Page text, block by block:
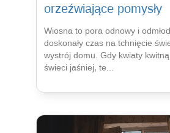
orzeźwiające pomysły
Wiosna to pora odnowy i
doskonały czas na tchnięcie
wystrój domu. Gdy kwiaty
świeci jaśniej, te...